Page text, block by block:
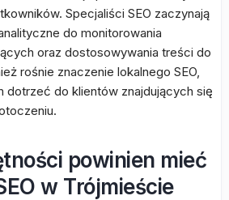
Specjaliści SEO zaczynają
do monitorowania
oraz dostosowywania treści do
rośnie znaczenie lokalnego SEO,
dotrzeć do klientów znajdujących się
powinien mieć
w Trójmieście